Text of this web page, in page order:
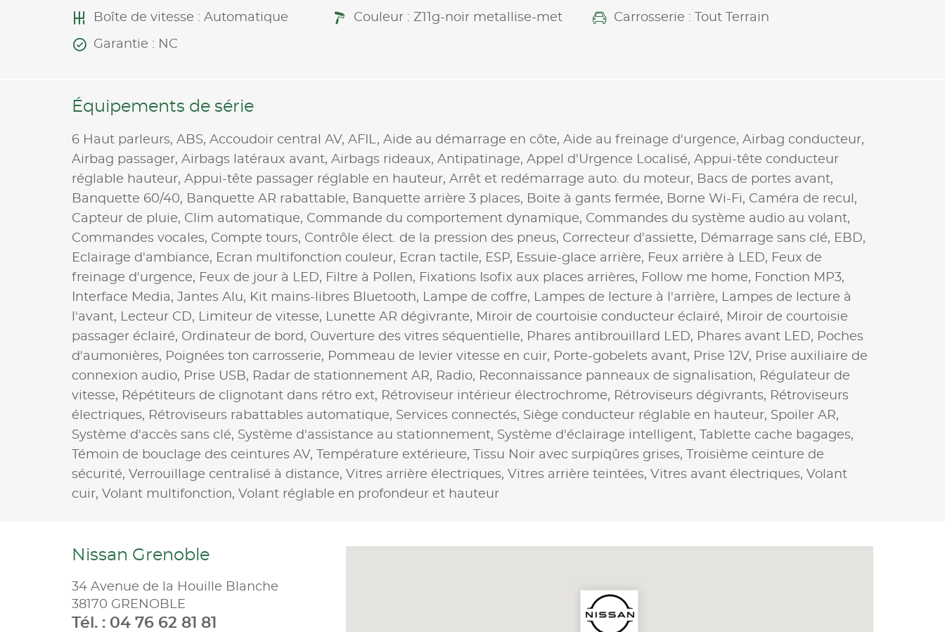
Boîte de vitesse : Automatique Couleur : Z11g-noir metallise-met Carrosserie : Tout Terrain
Garantie : NC
Équipements de série
6 Haut parleurs, ABS, Accoudoir central AV, AFIL, Aide au démarrage en côte, Aide au freinage d'urgence, Airbag conducteur,
Airbag passager, Airbags latéraux avant, Airbags rideaux, Antipatinage, Appel d'Urgence Localisé, Appui-tête conducteur
réglable hauteur, Appui-tête passager réglable en hauteur, Arrêt et redémarrage auto. du moteur, Bacs de portes avant,
Banquette 60/40, Banquette AR rabattable, Banquette arrière 3 places, Boite à gants fermée, Borne Wi-Fi, Caméra de recul,
Capteur de pluie, Clim automatique, Commande du comportement dynamique, Commandes du système audio au volant,
Commandes vocales, Compte tours, Contrôle élect. de la pression des pneus, Correcteur d'assiette, Démarrage sans clé, EBD,
Eclairage d'ambiance, Ecran multifonction couleur, Ecran tactile, ESP, Essuie-glace arrière, Feux arrière à LED, Feux de
freinage d'urgence, Feux de jour à LED, Filtre à Pollen, Fixations Isofix aux places arrières, Follow me home, Fonction MP3,
Interface Media, Jantes Alu, Kit mains-libres Bluetooth, Lampe de coffre, Lampes de lecture à l'arrière, Lampes de lecture à
l'avant, Lecteur CD, Limiteur de vitesse, Lunette AR dégivrante, Miroir de courtoisie conducteur éclairé, Miroir de courtoisie
passager éclairé, Ordinateur de bord, Ouverture des vitres séquentielle, Phares antibrouillard LED, Phares avant LED, Poches
d'aumonières, Poignées ton carrosserie, Pommeau de levier vitesse en cuir, Porte-gobelets avant, Prise 12V, Prise auxiliaire de
connexion audio, Prise USB, Radar de stationnement AR, Radio, Reconnaissance panneaux de signalisation, Régulateur de
vitesse, Répétiteurs de clignotant dans rétro ext, Rétroviseur intérieur électrochrome, Rétroviseurs dégivrants, Rétroviseurs
électriques, Rétroviseurs rabattables automatique, Services connectés, Siège conducteur réglable en hauteur, Spoiler AR,
Système d'accès sans clé, Système d'assistance au stationnement, Système d'éclairage intelligent,
Tablette cache bagages,
Témoin de bouclage des ceintures AV,
Température extérieure, Tissu Noir avec surpiqûres grises,
Troisième ceinture de
sécurité, Verrouillage centralisé à distance, Vitres arrière électriques, Vitres arrière teintées, Vitres avant électriques, Volant
cuir, Volant multifonction, Volant réglable en profondeur et hauteur
Nissan Grenoble
34 Avenue de la Houille Blanche
38170 GRENOBLE
Tél. : 04 76 62 81 81